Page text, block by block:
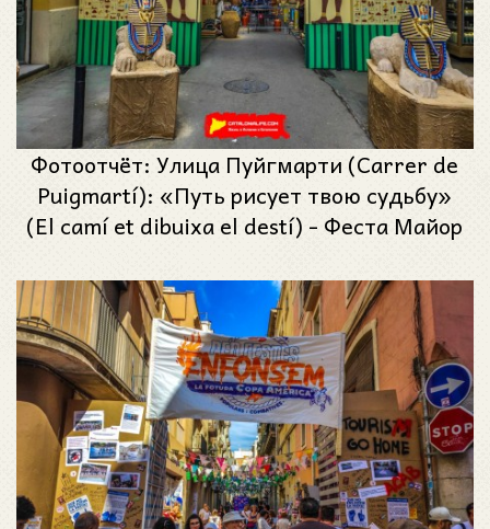
Фотоотчёт: Улица Пуйгмарти (Carrer de
Puigmartí): «Путь рисует твою судьбу»
(El camí et dibuixa el destí) - Феста Майор
2024)